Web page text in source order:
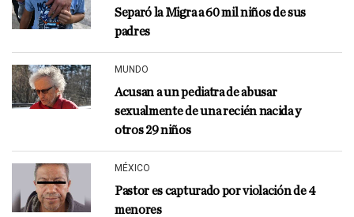
Separó la Migra a 60 mil niños de sus
padres
MUNDO
Acusan a un pediatra de abusar
sexualmente de una recién nacida y
otros 29 niños
MÉXICO
Pastor es capturado por violación de 4
menores